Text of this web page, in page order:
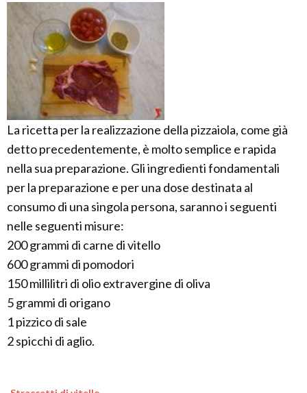
La ricetta per la realizzazione della pizzaiola, come già
detto precedentemente, è molto semplice e rapida
nella sua preparazione. Gli ingredienti fondamentali
per la preparazione e per una dose destinata al
consumo di una singola persona, saranno i seguenti
nelle seguenti misure:
200 grammi di carne di vitello
600 grammi di pomodori
150 millilitri di olio extravergine di oliva
5 grammi di origano
1 pizzico di sale
2 spicchi di aglio.